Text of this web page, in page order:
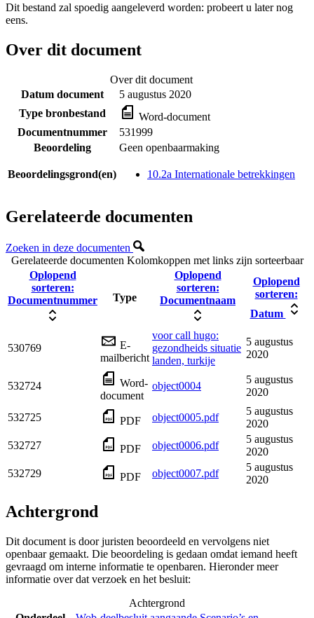
Dit bestand zal spoedig aangeleverd worden: probeert u later nog
eens.
Over dit document
Over dit document
Datum document
5 augustus 2020
Type bronbestand
Word-document
Documentnummer
531999
Beoordeling
Geen openbaarmaking
Beoordelingsgrond(en) 10.2a Internationale betrekkingen
Gerelateerde documenten
Zoeken in deze documenten
Gerelateerde documenten Kolomkoppen met links zijn sorteerbaar
Oplopend
sorteren:
Documentnummer
Type
Oplopend
sorteren:
Documentnaam
Oplopend
sorteren:
Datum
530769
E-
mailbericht
voor call hugo:
gezondheids situatie
landen, turkije
5 augustus
2020
532724
Word-
document
object0004
5 augustus
2020
532725 PDF object0005.pdf
5 augustus
2020
532727
PDF object0006.pdf
5 augustus
2020
532729
PDF object0007.pdf
5 augustus
2020
Achtergrond
Dit document is door juristen beoordeeld en vervolgens niet
openbaar gemaakt. Die beoordeling is gedaan omdat iemand heeft
gevraagd om interne informatie te openbaren. Hieronder meer
informatie over dat verzoek en het besluit:
Achtergrond